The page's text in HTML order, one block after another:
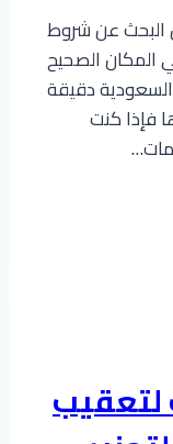
البحث عن شروط
المكان الصحيح
السعودية دقيقة
فإذا كنت